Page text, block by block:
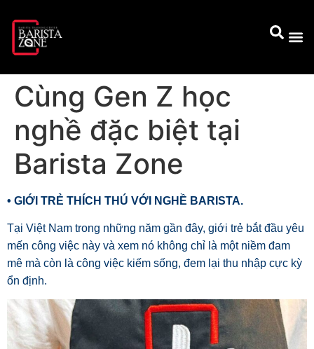
Cùng Gen Z học
nghề đặc biệt tại
Barista Zone
• GIỚI TRẺ THÍCH THÚ VỚI NGHỀ BARISTA.
Tại Việt Nam trong những năm gần đây, giới trẻ bắt đầu yêu
mến công việc này và xem nó không chỉ là một niềm đam
mê mà còn là công việc kiếm sống, đem lại thu nhập cực kỳ
ổn định.